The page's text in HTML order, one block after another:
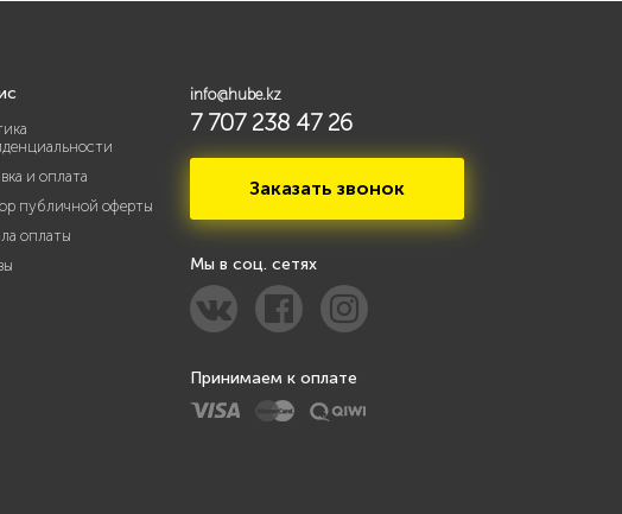
и оплата
публичной оферты
оплаты
info@hube.kz
7 707 238 47 26
Заказать звонок
Мы в соц. сетях
Принимаем к оплате